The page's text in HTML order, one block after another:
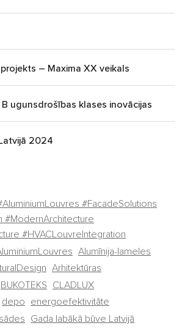
– Maxima XX veikals
ugunsdrošības klases inovācijas
2024
#FacadeSolutions
#ModernArchitecture
#HVACLouvreIntegration
Alumīnija-lameles
Arhitektūras
BUKOTEKS CLADLUX
depo energoefektivitāte
Gada labākā būve Latvijā